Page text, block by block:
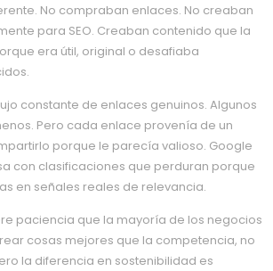
No compraban enlaces. No creaban
para SEO. Creaban contenido que la
era útil, original o desafiaba
constante de enlaces genuinos. Algunos
Pero cada enlace provenía de un
porque le parecía valioso. Google
con clasificaciones que perduran porque
en señales reales de relevancia.
paciencia que la mayoría de los negocios
cosas mejores que la competencia, no
la diferencia en sostenibilidad es